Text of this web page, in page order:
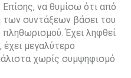
Επίσης, να θυμίσω ότι από
συντάξεων βάσει του
Έχει ληφθεί
μεγαλύτερο
χωρίς συμψηφισμό